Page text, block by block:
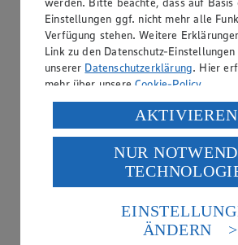
Angebot:Eisbergsalat
0.77
Festpreis von 0.77€
Einstellungen ggf. nicht mehr alle
Verfügung stehen. Weitere
Link zu den Datenschutz-
unserer Datenschutzerklärung. Hier
mehr über unsereCookie-Policy.
Verarbeitung deiner
USA durch Facebook und YouTube:
Wenn du auf „Aktivieren“ klickst,
des Art. 49 Abs. 1 Satz 1 lit. a)
Daten in den USA verarbeitet
die USA als Land mit einem nach
Standards nicht angemessenen
Es besteht das Risiko eines Zugriffs
AKTIVIEREN
NUR
ÄNDERN